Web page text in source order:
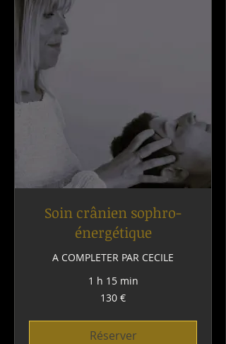
Soin crânien sophro-
énergétique
A COMPLETER PAR CECILE
1 h 15 min
130 €
Réserver